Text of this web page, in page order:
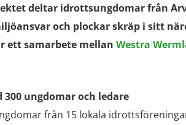
deltar idrottsungdomar från
och plockar skräp i sitt
ett samarbete mellan Westra
ungdomar och ledare
från 15 lokala